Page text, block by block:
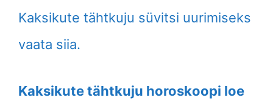
Kaksikute tähtkuju süvitsi uurimiseks
vaata siia.
Kaksikute tähtkuju horoskoopi loe